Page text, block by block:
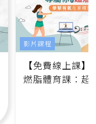
【免費線上課
燃脂體育課：超
影片課程